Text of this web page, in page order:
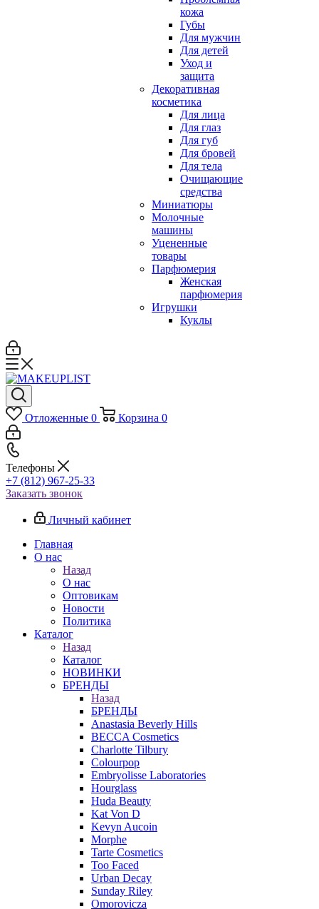
кожа
Губы
Для мужчин
Для детей
Уход и
защита
Декоративная
косметика
Для лица
Для глаз
Для губ
Для бровей
Для тела
Очищающие
средства
Миниатюры
Молочные
машины
Уцененные
товары
Парфюмерия
Женская
парфюмерия
Игрушки
Куклы
Отложенные 0 Корзина 0
Телефоны
+7 (812) 967-25-33
Заказать звонок
Личный кабинет
Главная
О нас
Назад
О нас
Оптовикам
Новости
Политика
Каталог
Назад
Каталог
НОВИНКИ
БРЕНДЫ
Назад
БРЕНДЫ
Anastasia Beverly Hills
BECCA Cosmetics
Charlotte Tilbury
Colourpop
Embryolisse Laboratories
Hourglass
Huda Beauty
Kat Von D
Kevyn Aucoin
Morphe
Tarte Cosmetics
Too Faced
Urban Decay
Sunday Riley
Omorovicza